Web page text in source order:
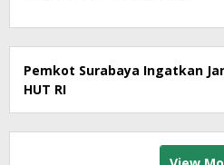
Pemkot Surabaya Ingatkan
HUT RI